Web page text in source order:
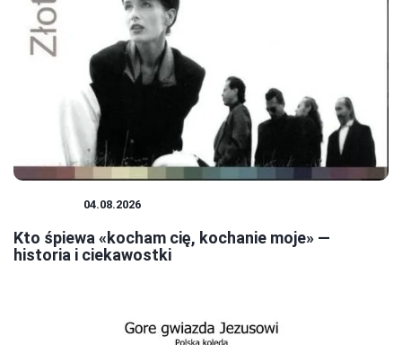
04.08.2026
Kto śpiewa «kocham cię, kochanie moje» —
historia i ciekawostki